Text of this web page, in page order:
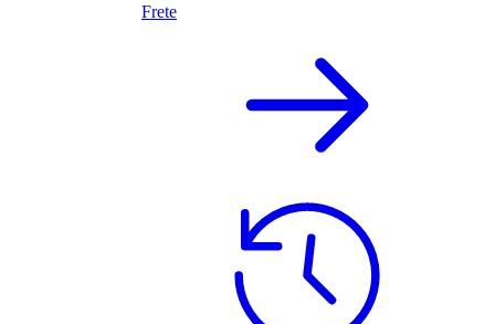
Frete